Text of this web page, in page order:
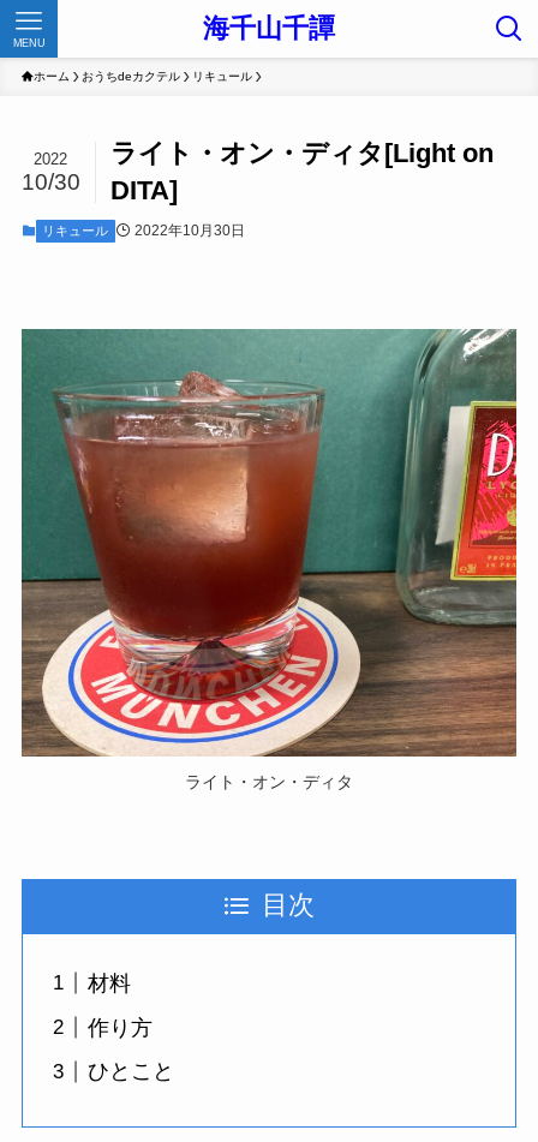
海千山千譚
MENU
ホーム おうちdeカクテル リキュール
ライト・オン・ディタ[Light on
DITA]
2022
10/30
リキュール 2022年10月30日
ライト・オン・ディタ
目次
材料
作り方
ひとこと